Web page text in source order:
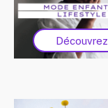
Découvrez